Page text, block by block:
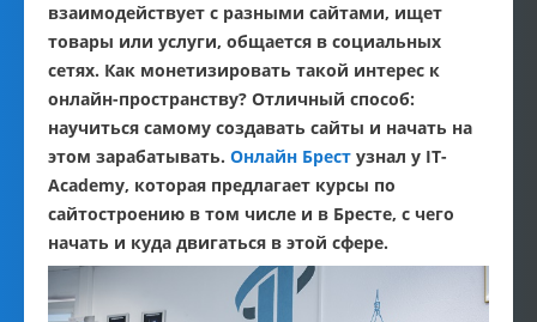
взаимодействует с разными сайтами, ищет
товары или услуги, общается в социальных
сетях. Как монетизировать такой интерес к
онлайн-пространству? Отличный способ:
научиться самому создавать сайты и начать на
этом зарабатывать. Онлайн Брест узнал у IT-
Academy, которая предлагает курсы по
сайтостроению в том числе и в Бресте, с чего
начать и куда двигаться в этой сфере.